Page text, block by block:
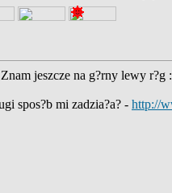
jeszcze na g?rny lewy r?g
spos?b mi zadzia?a? - http://